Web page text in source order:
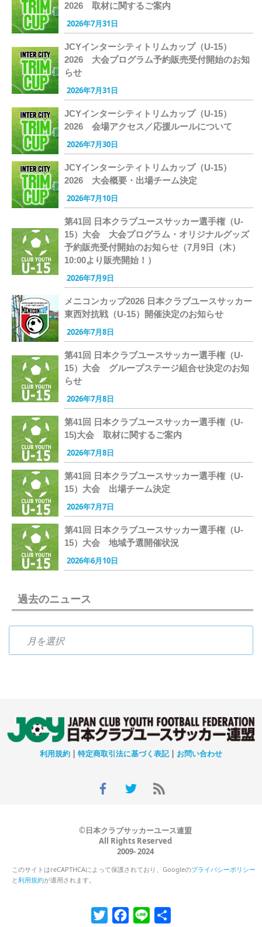
2026 取材に関するご案内
2026年7月31日
JCYインターシティトリムカップ（U-15）
2026 大会プログラム予約販売受付開始のお知
らせ
2026年7月31日
JCYインターシティトリムカップ（U-15）
2026 会場アクセス／応援ルールについて
2026年7月30日
JCYインターシティトリムカップ（U-15）
2026 大会概要・出場チーム決定
2026年7月10日
第41回 日本クラブユースサッカー選手権（U-
15）大会 大会プログラム・オリジナルグッズ
予約販売受付開始のお知らせ（7月9日（木）
10:00より販売開始！）
2026年7月9日
メニコンカップ2026 日本クラブユースサッカー
東西対抗戦（U-15）開催決定のお知らせ
2026年7月8日
第41回 日本クラブユースサッカー選手権（U-
15）大会 グループステージ組合せ決定のお知
らせ
2026年7月8日
第41回 日本クラブユースサッカー選手権（U-
15)大会 取材に関するご案内
2026年7月8日
第41回 日本クラブユースサッカー選手権（U-
15）大会 出場チーム決定
2026年7月7日
第41回 日本クラブユースサッカー選手権（U-
15）大会 地域予選開催状況
2026年6月10日
過去のニュース
過去のニュース
利用規約 | 特定商取引法に基づく表記| お問い合わせ
©日本クラブサッカーユース連盟
All Rights Reserved
2009- 2024
このサイトはreCAPTHCAによって保護されており、Googleのプライバシーポリシー
と利用規約が適用されます。
TwitterFacebook
Line